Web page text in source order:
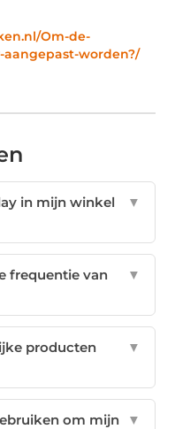
Om-de-
worden?/
in mijn winkel
▼
frequentie van
▼
producten
▼
om mijn ▼